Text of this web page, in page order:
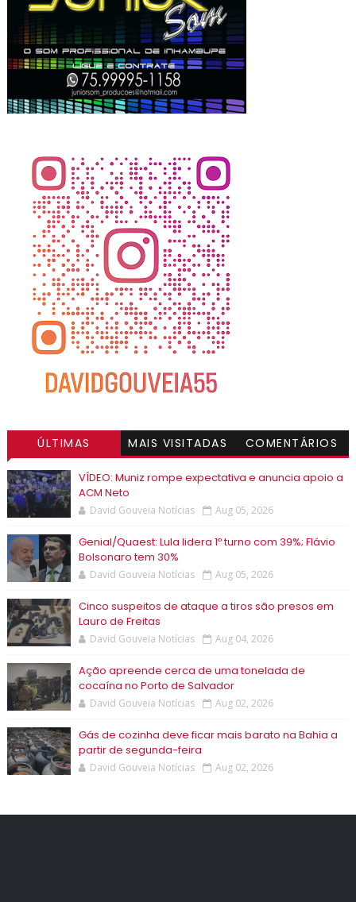
ÚLTIMAS MAIS VISITADAS COMENTÁRIOS
VÍDEO: Muniz rompe expectativa e anuncia apoio a
ACM Neto
David Gouveia Notícias Aug 05, 2026
Genial/Quaest: Lula lidera 1º turno com 39%; Flávio
Bolsonaro tem 30%
David Gouveia Notícias Aug 05, 2026
Cinco suspeitos de ataque a tiros são presos em
Lauro de Freitas
David Gouveia Notícias Aug 04, 2026
Ação apreende cerca de uma tonelada de
cocaína no Porto de Salvador
David Gouveia Notícias Aug 02, 2026
Gás de cozinha deve ficar mais barato na Bahia a
partir de segunda-feira
David Gouveia Notícias Aug 02, 2026